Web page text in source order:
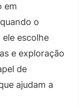
em
o
escolhe
e exploração
de
ajudam a